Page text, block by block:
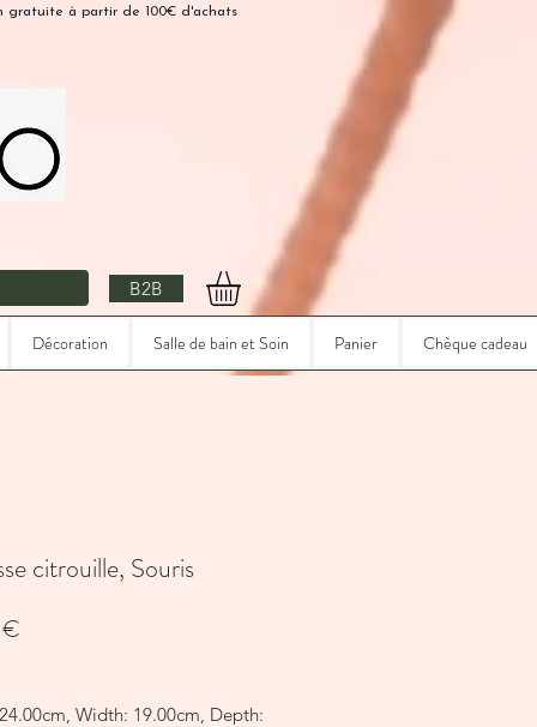
gratuite à partir de 100€ d'achats
B2B
Décoration Salle de bain et Soin Panier Chèque cadeau
citrouille, Souris
Width: 19.00cm, Depth: